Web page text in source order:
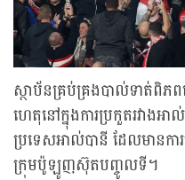
ស្ថាប័នគ្រប់គ្រងបាល់ទាត់ពិភ
ហេតុនៅក្នុងការប្រកួតរវាង
ប្រទេសអាល់បានី ដែលមានក
ក្រុមប៉ូឡូញស៊ុតបញ្ចូលទី។